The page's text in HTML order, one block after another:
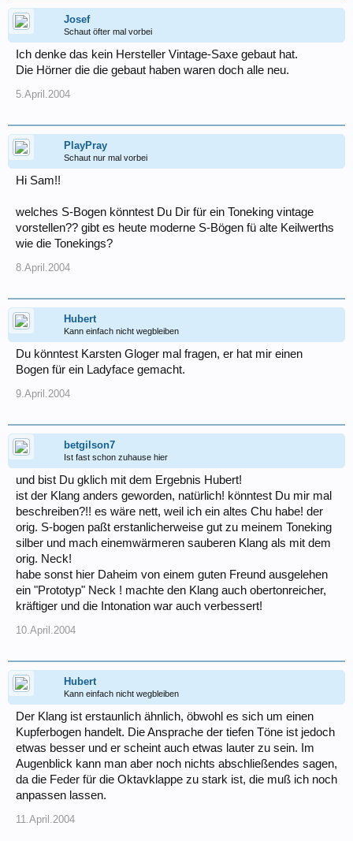
Josef
Schaut öfter mal vorbei
Ich denke das kein Hersteller Vintage-Saxe gebaut hat.
Die Hörner die die gebaut haben waren doch alle neu.
5.April.2004
PlayPray
Schaut nur mal vorbei
Hi Sam!!
welches S-Bogen könntest Du Dir für ein Toneking vintage
vorstellen?? gibt es heute moderne S-Bögen fü alte Keilwerths
wie die Tonekings?
8.April.2004
Hubert
Kann einfach nicht wegbleiben
Du könntest Karsten Gloger mal fragen, er hat mir einen
Bogen für ein Ladyface gemacht.
9.April.2004
betgilson7
Ist fast schon zuhause hier
und bist Du gklich mit dem Ergebnis Hubert!
ist der Klang anders geworden, natürlich! könntest Du mir mal
beschreiben?!! es wäre nett, weil ich ein altes Chu habe! der
orig. S-bogen paßt erstanlicherweise gut zu meinem Toneking
silber und mach einemwärmeren sauberen Klang als mit dem
orig. Neck!
habe sonst hier Daheim von einem guten Freund ausgelehen
ein "Prototyp" Neck ! machte den Klang auch obertonreicher,
kräftiger und die Intonation war auch verbessert!
10.April.2004
Hubert
Kann einfach nicht wegbleiben
Der Klang ist erstaunlich ähnlich, öbwohl es sich um einen
Kupferbogen handelt. Die Ansprache der tiefen Töne ist jedoch
etwas besser und er scheint auch etwas lauter zu sein. Im
Augenblick kann man aber noch nichts abschließendes sagen,
da die Feder für die Oktavklappe zu stark ist, die muß ich noch
anpassen lassen.
11.April.2004